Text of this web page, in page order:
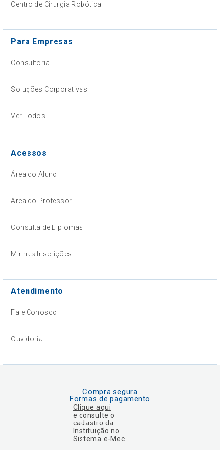
Centro de Cirurgia Robótica
Para Empresas
Consultoria
Soluções Corporativas
Ver Todos
Acessos
Área do Aluno
Área do Professor
Consulta de Diplomas
Minhas Inscrições
Atendimento
Fale Conosco
Ouvidoria
Compra segura
Formas de pagamento
Clique aqui
e consulte o
cadastro da
Instituição no
Sistema e-Mec